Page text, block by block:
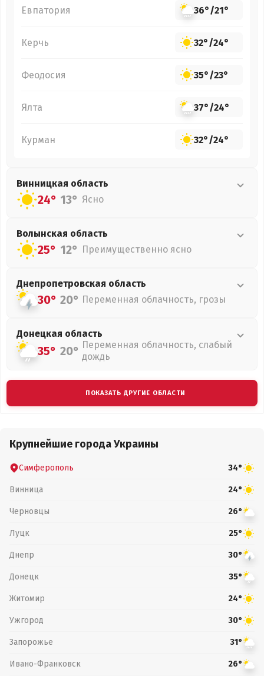
Евпатория 36°/21°
Керчь 32°/24°
Феодосия 35°/23°
Ялта 37°/24°
Курман 32°/24°
Винницкая область
24° 13° Ясно
Волынская область
25° 12° Преимущественно ясно
Днепропетровская область
30° 20° Переменная облачность, грозы
Донецкая область
35° 20° Переменная облачность, слабый
дождь
ПОКАЗАТЬ ДРУГИЕ ОБЛАСТИ
Крупнейшие города Украины
Симферополь 34°
Винница 24°
Черновцы 26°
Луцк 25°
Днепр 30°
Донецк 35°
Житомир 24°
Ужгород 30°
Запорожье 31°
Ивано-Франковск 26°